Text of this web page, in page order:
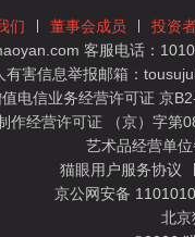
们 董事会成员 投资
客服电话：
有害信息举报邮箱：
电信业务经营许可证 京
作经营许可证 （京）字第
艺术品经营单
猫眼用户服务协议
京公网安备
北京